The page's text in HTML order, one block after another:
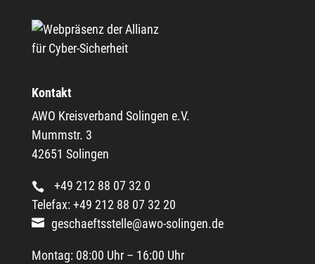
Kontakt
AWO Kreisverband Solingen e.V.
Mummstr. 3
42651 Solingen
+49 212 88 07 32 0
Telefax: +49 212 88 07 32 20
geschaeftsstelle@awo-solingen.de
Montag: 08:00 Uhr – 16:00 Uhr